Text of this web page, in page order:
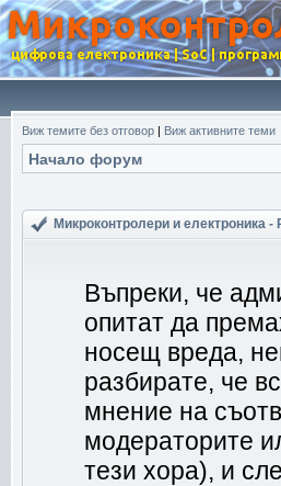
Виж темите без отговор | Виж активните теми
Начало форум
Микроконтролери и електроника -
Въпреки, че
опитат да
носещ вреда,
разбирате, че
мнение на
модераторите
тези хора), и